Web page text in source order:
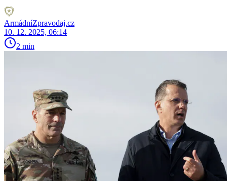
ArmádníZpravodaj.cz
10. 12. 2025, 06:14
2 min